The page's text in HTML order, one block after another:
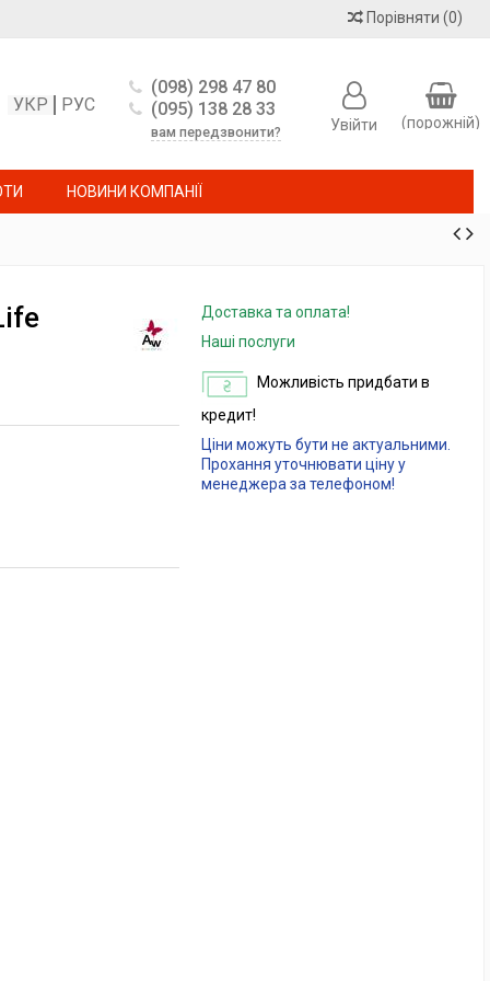
Порівняти (0)
(порожній)
РУС
УКР
(098) 298 47 80
(095) 138 28 33
вам передзвонити? Увійти
НОВИНИ КОМПАНІЇ
Доставка та оплата!
Наші послуги
Можливість придбати в
кредит!
Ціни можуть бути не актуальними.
Прохання уточнювати ціну у
менеджера за телефоном!